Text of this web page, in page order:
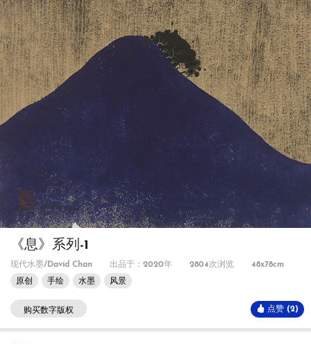
《息》系列-1
现代水墨/David Chan 出品于：2020年 2804次浏览
48x78cm
原创
手绘 水墨 风景
购买数字版权 点赞 (2)